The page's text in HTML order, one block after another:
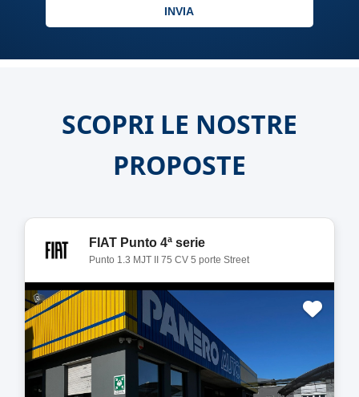
INVIA
SCOPRI LE NOSTRE
PROPOSTE
FIAT Punto 4ª serie
Punto 1.3 MJT II 75 CV 5 porte Street